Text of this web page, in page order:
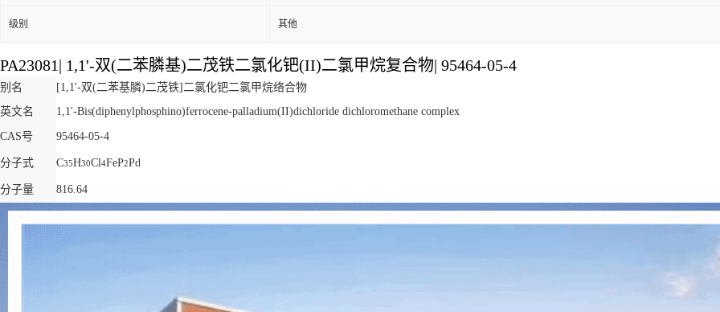
级别 其他
PA23081| 1,1'-双(二苯膦基)二茂铁二氯化钯(II)二氯甲烷复合物| 95464-05-4
别名
[1,1'-双(二苯基膦)二茂铁]二氯化钯二氯甲烷络合物
英文名
1,1'-Bis(diphenylphosphino)ferrocene-palladium(II)dichloride dichloromethane complex
CAS号 95464-05-4
分子式 C35H30Cl4FeP2Pd
分子量 816.64